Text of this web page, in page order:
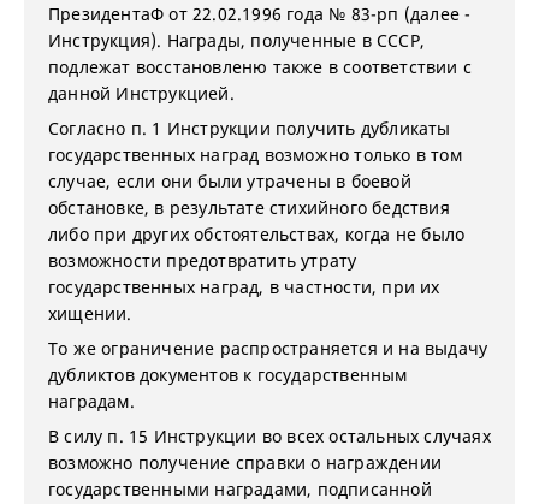
ПрезидентаФ от 22.02.1996 года № 83-рп (далее -
Инструкция). Награды, полученные в СССР,
подлежат восстановленю также в соответствии с
данной Инструкцией.
Согласно п. 1 Инструкции получить дубликаты
государственных наград возможно только в том
случае, если они были утрачены в боевой
обстановке, в результате стихийного бедствия
либо при других обстоятельствах, когда не было
возможности предотвратить утрату
государственных наград, в частности, при их
хищении.
То же ограничение распространяется и на выдачу
дубликтов документов к государственным
наградам.
В силу п. 15 Инструкции во всех остальных случаях
возможно получение справки о награждении
государственными наградами, подписанной